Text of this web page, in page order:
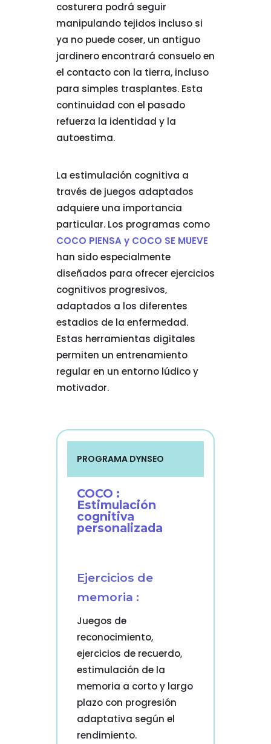
costurera podrá seguir
manipulando tejidos incluso si
ya no puede coser, un antiguo
jardinero encontrará consuelo en
el contacto con la tierra, incluso
para simples trasplantes. Esta
continuidad con el pasado
refuerza la identidad y la
autoestima.
La estimulación cognitiva a
través de juegos adaptados
adquiere una importancia
particular. Los programas como
COCO PIENSA y COCO SE MUEVE
han sido especialmente
diseñados para ofrecer ejercicios
cognitivos progresivos,
adaptados a los diferentes
estadios de la enfermedad.
Estas herramientas digitales
permiten un entrenamiento
regular en un entorno lúdico y
motivador.
PROGRAMA DYNSEO
COCO :
Estimulación
cognitiva
personalizada
Ejercicios de
memoria :
Juegos de
reconocimiento,
ejercicios de recuerdo,
estimulación de la
memoria a corto y largo
plazo con progresión
adaptativa según el
rendimiento.